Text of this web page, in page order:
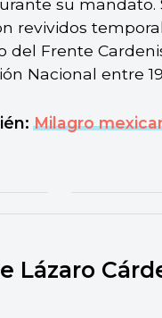
su mandato.
revividos
del Frente
Nacional entre
Milagro
Lázaro